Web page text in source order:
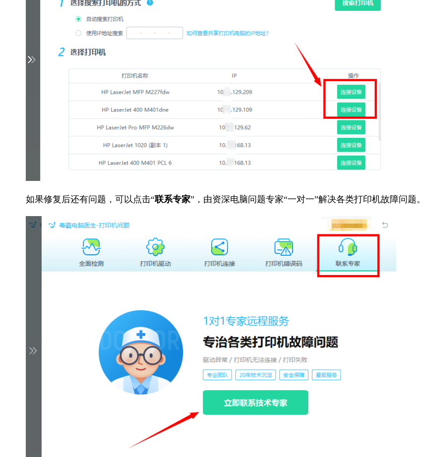
如果修复后还有问题，可以点击“联系专家”，由资深电脑问题专家“一对一”解决各类打印机故障问题。